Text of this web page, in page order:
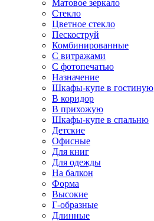
Матовое зеркало
Стекло
Цветное стекло
Пескоструй
Комбинированные
С витражами
С фотопечатью
Назначение
Шкафы-купе в гостиную
В коридор
В прихожую
Шкафы-купе в спальню
Детские
Офисные
Для книг
Для одежды
На балкон
Форма
Высокие
Г-образные
Длинные